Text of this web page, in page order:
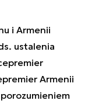
i Armenii
ustalenia
Armenii